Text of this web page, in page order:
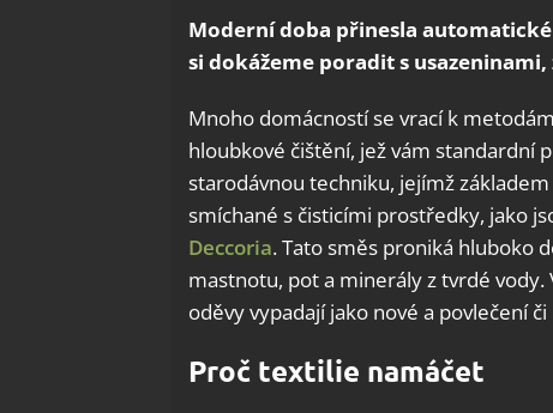
Moderní doba přinesla
si dokážeme poradit s
Mnoho domácností se vrací k
hloubkové čištění, jež vám standardní
starodávnou techniku, jejímž základem
smíchané s čisticími prostředky, jako
Deccoria. Tato směs proniká hluboko
mastnotu, pot a minerály z tvrdé vody.
oděvy vypadají jako nové a povlečení
Proč textilie namáčet